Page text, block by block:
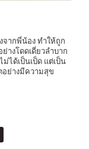
จากพี่น้อง ทำให้ถูก
างโดดเดี่ยวลำบาก
ได้เป็นเป็ด แต่เป็น
อย่างมีความสุข